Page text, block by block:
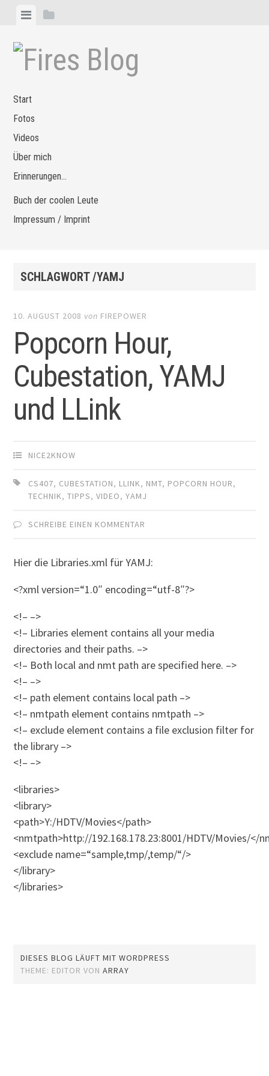
Zum
springen
MenüSeitenleiste
Start
Fotos
Videos
Über mich
Erinnerungen…
Buch der coolen Leute
Impressum / Imprint
SCHLAGWORT /YAMJ
10. AUGUST 2008 von FIREPOWER
Popcorn Hour,
Cubestation, YAMJ
und LLink
NICE2KNOW
CS407, CUBESTATION, LLINK, NMT, POPCORN HOUR,
TECHNIK,TIPPS,VIDEO,YAMJ
SCHREIBE EINEN KOMMENTAR
Hier die Libraries.xml für YAMJ:
<?xml version=“1.0″ encoding=“utf-8″?>
<!– –>
<!– Libraries element contains all your media
directories and their paths. –>
<!– Both local and nmt path are specified here. –>
<!– –>
<!– path element contains local path –>
<!– nmtpath element contains nmtpath –>
<!– exclude element contains a file exclusion filter for
the library –>
<!– –>
<libraries>
<library>
<path>Y:/HDTV/Movies</path>
<nmtpath>http://192.168.178.23:8001/HDTV/Movies/</
<exclude name=“sample,tmp/,temp/“/>
</library>
</libraries>
DIESES BLOG LÄUFT MIT WORDPRESS
THEME: EDITOR VONARRAY